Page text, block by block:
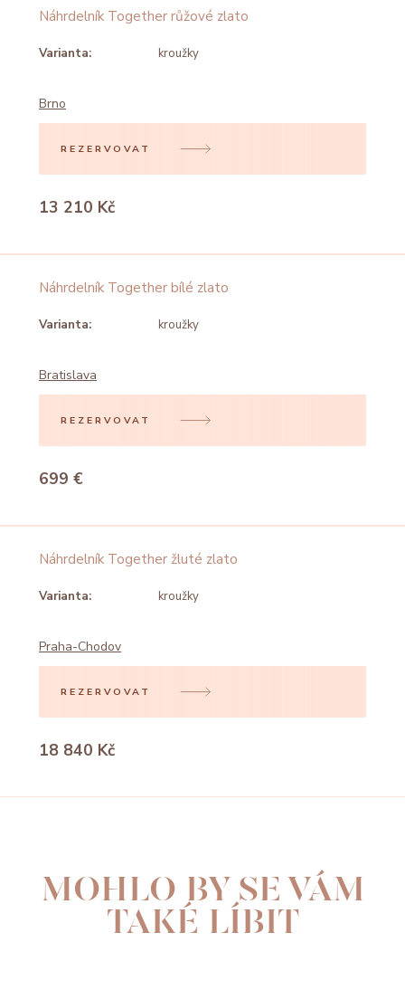
Náhrdelník Together růžové zlato
Varianta: kroužky
Brno
REZERVOVAT
13 210 Kč
Náhrdelník Together bílé zlato
Varianta: kroužky
Bratislava
REZERVOVAT
699 €
Náhrdelník Together žluté zlato
Varianta: kroužky
Praha-Chodov
REZERVOVAT
18 840 Kč
MOHLO BY SE VÁM
TAKÉ LÍBIT